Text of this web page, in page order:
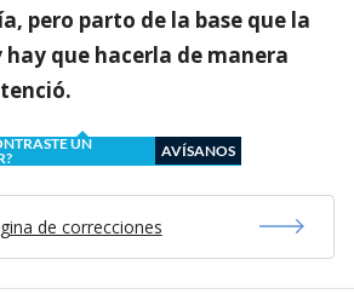
pero parto de la base que la
hay que hacerla de manera
UN
AVÍSANOS
de correcciones